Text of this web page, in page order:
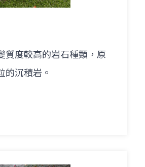
質度較高的岩石種類，原
的沉積岩。